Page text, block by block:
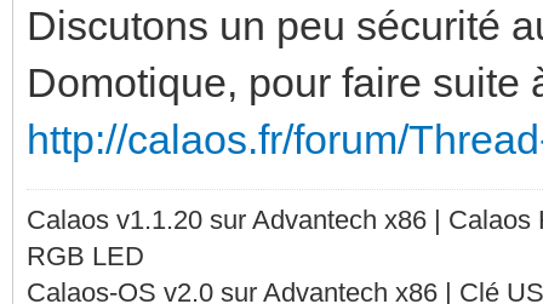
Discutons un peu sécurité
Domotique, pour faire suite
http://calaos.fr/forum/
Calaos v1.1.20 sur Advantech x86 |
RGB LED
Calaos-OS v2.0 sur Advantech x86 | Clé